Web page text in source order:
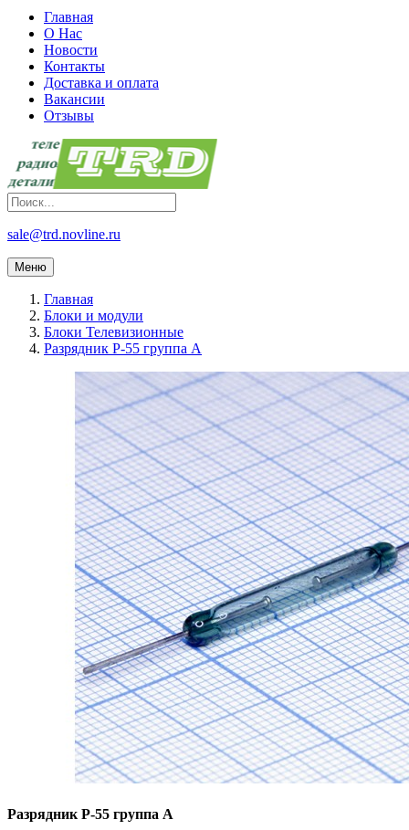
Главная
О Нас
Новости
Контакты
Доставка и оплата
Вакансии
Отзывы
sale@trd.novline.ru
Меню
Главная
Блоки и модули
Блоки Телевизионные
Разрядник Р-55 группа А
Разрядник Р-55 группа А